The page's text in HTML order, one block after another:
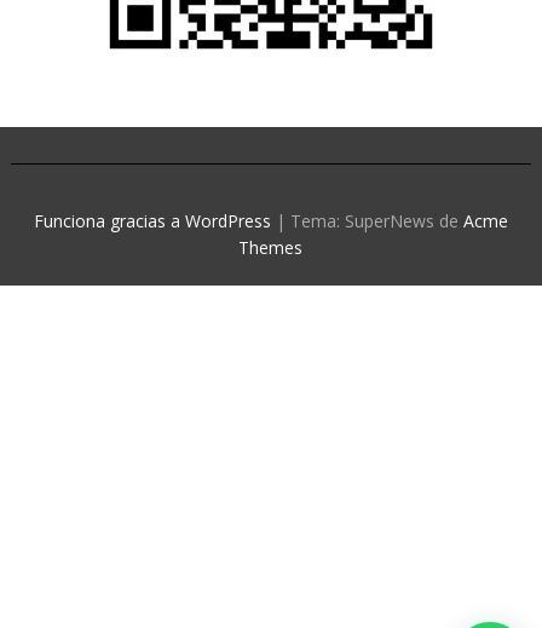
Funciona gracias a WordPress | Tema: SuperNews de Acme
Themes